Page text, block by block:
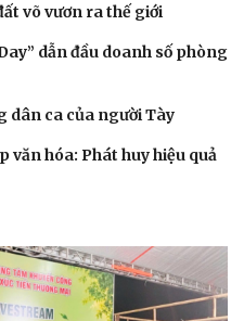
võ vươn ra thế giới
dẫn đầu doanh số phòng
dân ca của người Tày
văn hóa: Phát huy hiệu quả